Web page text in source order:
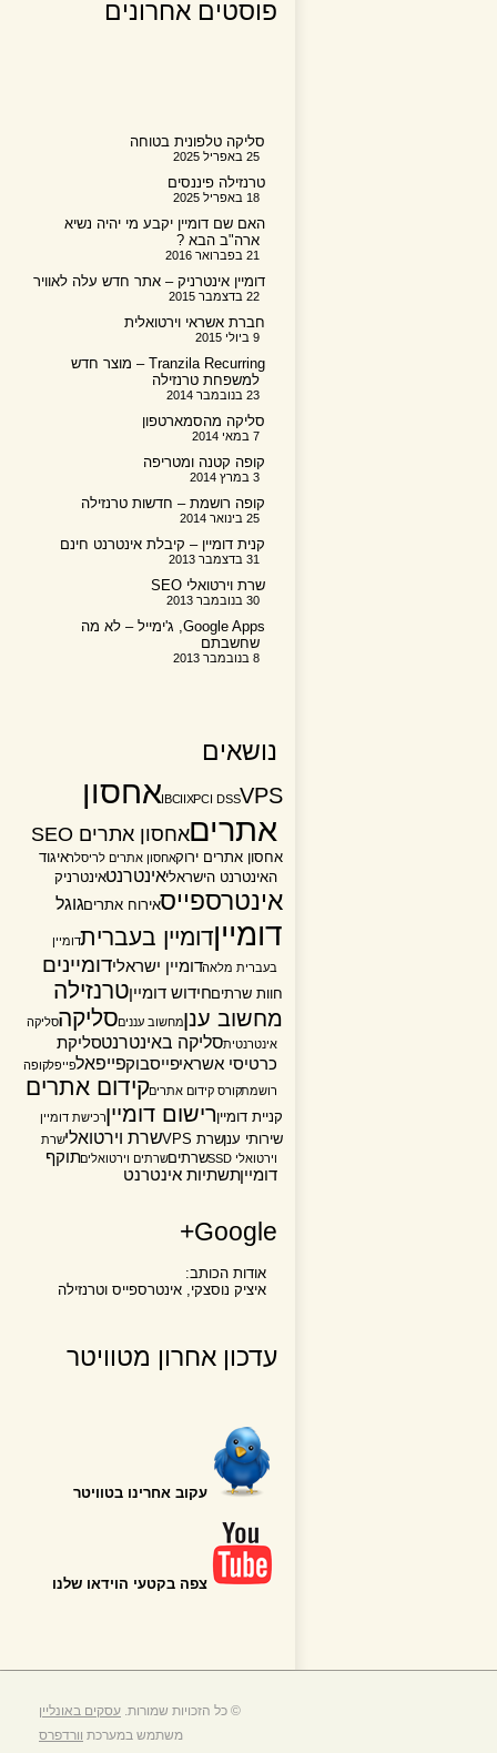
פוסטים אחרונים
סליקה טלפונית בטוחה
טרנזילה פיננסים
האם שם דומיין יקבע מי יהיה נשיא
ארה"ב הבא ?
דומיין אינטרניק – אתר חדש עלה לאוויר
חברת אשראי וירטואלית
Tranzila Recurring – מוצר חדש
למשפחת טרנזילה
סליקה מהסמארטפון
קופה קטנה ומטריפה
קופה רושמת – חדשות טרנזילה
קנית דומיין – קיבלת אינטרנט חינם
שרת וירטואלי SEO
Google Apps, ג'ימייל – לא מה
שחשבתם
נושאים
IBCIIXPCI DSSVPS
אחסון
אתריםאחסון אתרים SEO
אחסון אתרים ירוק אחסון אתרים לריסלראיגוד
האינטרנט הישראליאינטרנטאינטרניק
אינטרספייס אירוח אתריםגוגל
דומייןדומיין בעבריתדומיין
בעברית מלאהדומיין ישראלידומיינים
חוות שרתיםחידוש דומייןטרנזילה
מחשוב ענןמחשוב ענניםסליקהסליקה
אינטרנטיתסליקה באינטרנטסליקת
כרטיסי אשראיפייסבוקפייפאלפייפלקופה
רושמתקורס קידום אתריםקידום אתרים
קניית דומייןרישום דומייןרכישת דומיין
שירותי ענןשרת VPS שרת וירטואלישרת
וירטואלי SSD
שרתיםשרתים וירטואליםתוקף
דומייןתשתיות אינטרנט
Google+
אודות הכותב:
איציק נוסצקי, אינטרספייס וטרנזילה
עדכון אחרון מטוויטר
עקוב אחרינו בטוויטר
צפה בקטעי הוידאו שלנו
© כל הזכויות שמורות.עסקים באונליין
משתמש במערכתוורדפרס